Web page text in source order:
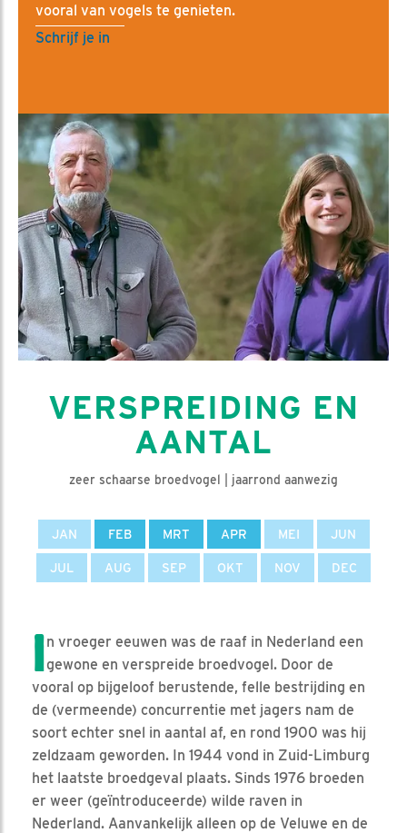
vooral van vogels te genieten.
Schrijf je in
VERSPREIDING EN
AANTAL
zeer schaarse broedvogel | jaarrond aanwezig
JAN FEB MRT APR MEI JUN
JUL AUG SEP OKT NOV DEC
In vroeger eeuwen was de raaf in Nederland een
gewone en verspreide broedvogel. Door de
vooral op bijgeloof berustende, felle bestrijding en
de (vermeende) concurrentie met jagers nam de
soort echter snel in aantal af, en rond 1900 was hij
zeldzaam geworden. In 1944 vond in Zuid-Limburg
het laatste broedgeval plaats. Sinds 1976 broeden
er weer (geïntroduceerde) wilde raven in
Nederland. Aanvankelijk alleen op de Veluwe en de